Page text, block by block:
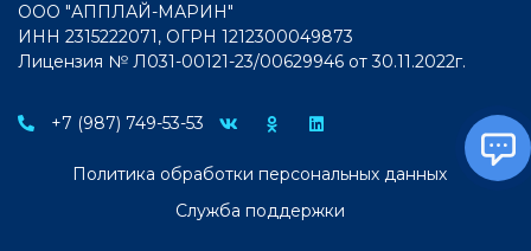
ООО "АППЛАЙ-МАРИН"
ИНН 2315222071, ОГРН 1212300049873
Лицензия № Л031-00121-23/00629946 от 30.11.2022г.
+7 (987) 749-53-53
Политика обработки персональных данных
Служба поддержки